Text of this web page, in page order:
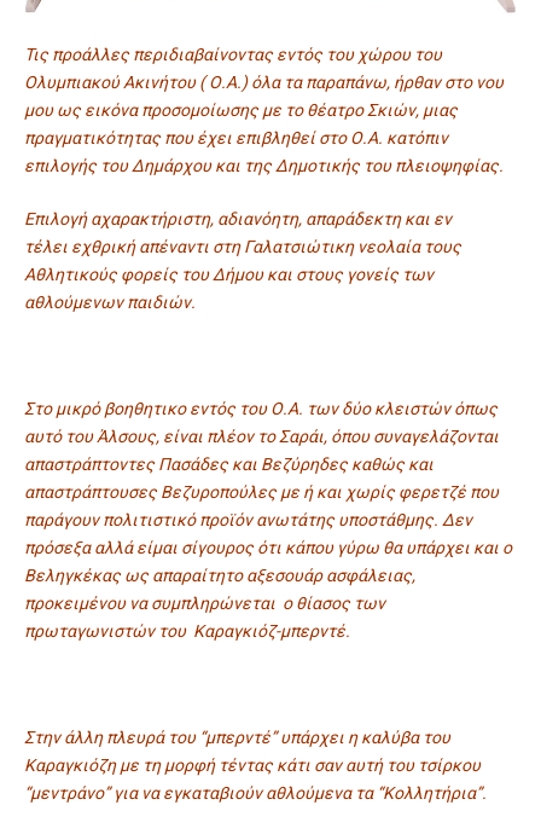
Τις προάλλες περιδιαβαίνοντας εντός του χώρου του
Ολυμπιακού Ακινήτου ( Ο.Α.) όλα τα παραπάνω, ήρθαν στο νου
μου ως εικόνα προσομοίωσης με το θέατρο Σκιών, μιας
πραγματικότητας που έχει επιβληθεί στο Ο.Α. κατόπιν
επιλογής του Δημάρχου και της Δημοτικής του πλειοψηφίας.
Επιλογή αχαρακτήριστη, αδιανόητη, απαράδεκτη και εν
τέλει εχθρική απέναντι στη Γαλατσιώτικη νεολαία τους
Αθλητικούς φορείς του Δήμου και στους γονείς των
αθλούμενων παιδιών.
Στο μικρό βοηθητικο εντός του Ο.Α. των δύο κλειστών όπως
αυτό του Άλσους, είναι πλέον το Σαράι, όπου συναγελάζονται
απαστράπτοντες Πασάδες και Βεζύρηδες καθώς και
απαστράπτουσες Βεζυροπούλες με ή και χωρίς φερετζέ που
παράγουν πολιτιστικό προϊόν ανωτάτης υποστάθμης. Δεν
πρόσεξα αλλά είμαι σίγουρος ότι κάπου γύρω θα υπάρχει και ο
Βεληγκέκας ως απαραίτητο αξεσουάρ ασφάλειας,
προκειμένου να συμπληρώνεται ο θίασος των
πρωταγωνιστών του Καραγκιόζ-μπερντέ.
Στην άλλη πλευρά του “μπερντέ” υπάρχει η καλύβα του
Καραγκιόζη με τη μορφή τέντας κάτι σαν αυτή του τσίρκου
“μεντράνο” για να εγκαταβιούν αθλούμενα τα “Κολλητήρια”.